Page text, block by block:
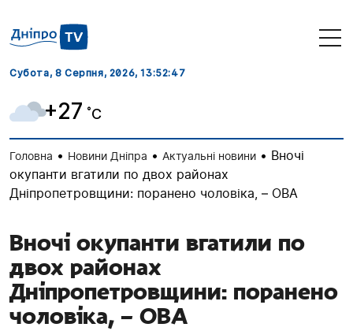
Субота, 8 Серпня, 2026, 13:52:48
+27 ˚C
Головна • Новини Дніпра • Актуальні новини • Вночі
окупанти вгатили по двох районах
Дніпропетровщини: поранено чоловіка, – ОВА
Вночі окупанти вгатили по
двох районах
Дніпропетровщини: поранено
чоловіка, – ОВА